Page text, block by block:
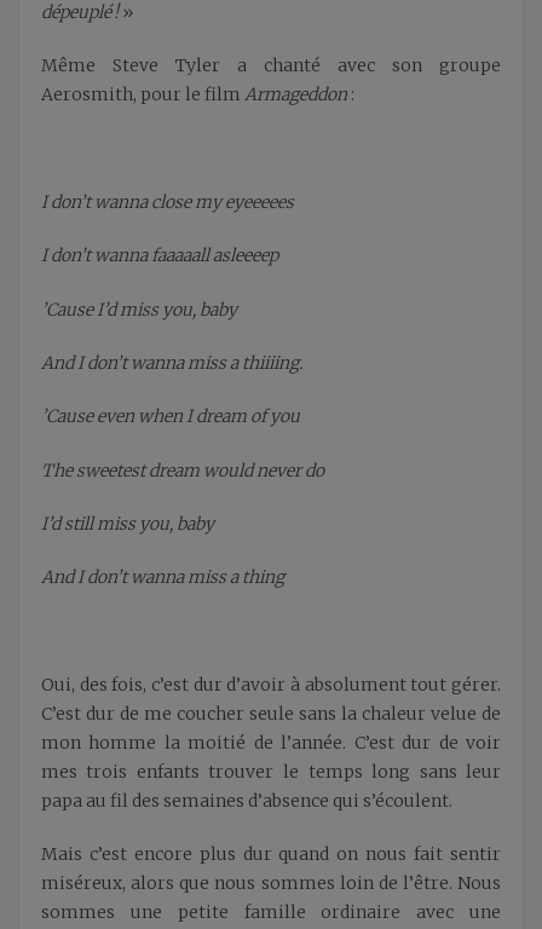
dépeuplé !»
Même Steve Tyler a chanté avec son groupe
Aerosmith, pour le film Armageddon:
I don’t wanna close my eyeeeees
I don’t wanna faaaaall asleeeep
’Cause I’d miss you, baby
And I don’t wanna miss a thiiiing.
’Cause even when I dream of you
The sweetest dream would never do
I’d still miss you, baby
And I don’t wanna miss a thing
Oui, des fois, c’est dur d’avoir à absolument tout gérer.
C’est dur de me coucher seule sans la chaleur velue de
mon homme la moitié de l’année. C’est dur de voir
mes trois enfants trouver le temps long sans leur
papa au fil des semaines d’absence qui s’écoulent.
Mais c’est encore plus dur quand on nous fait sentir
miséreux, alors que nous sommes loin de l’être. Nous
sommes une petite famille ordinaire avec une